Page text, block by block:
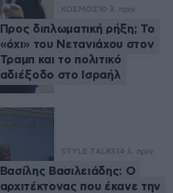
ΚΟΣΜΟΣ 10 λ. πριν
Προς διπλωματική ρήξη; Το
«όχι» του Νετανιάχου στον
Τραμπ και το πολιτικό
αδιέξοδο στο Ισραήλ
STYLE TALKS 14 λ. πριν
Βασίλης Βασιλειάδης: Ο
αρχιτέκτονας που έκανε την